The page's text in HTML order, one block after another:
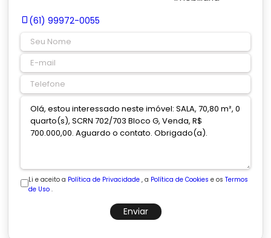
(61) 99972-0055
Li e aceito a Política de Privacidade , a Política de Cookies e os Termos
de Uso .
Enviar